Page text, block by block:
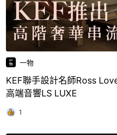
一物
KEF聯手設計名師Ross
高端音響LS LUXE
1